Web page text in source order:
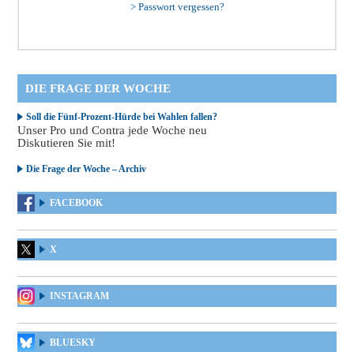
> Passwort vergessen?
DIE FRAGE DER WOCHE
Soll die Fünf-Prozent-Hürde bei Wahlen fallen?
Unser Pro und Contra jede Woche neu
Diskutieren Sie mit!
Die Frage der Woche – Archiv
FACEBOOK
X
INSTAGRAM
BLUESKY